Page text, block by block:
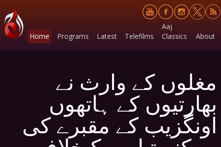
Home Programs Latest Telefilms
Aaj
Classics
About
مغلوں کے وارث نے
بھارتیوں کے ہاتھوں
اونگزیب کے مقبرے کی